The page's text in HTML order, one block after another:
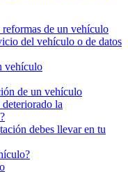
de un vehículo
del vehículo o de datos
vehículo
de un vehículo
la
debes llevar en tu